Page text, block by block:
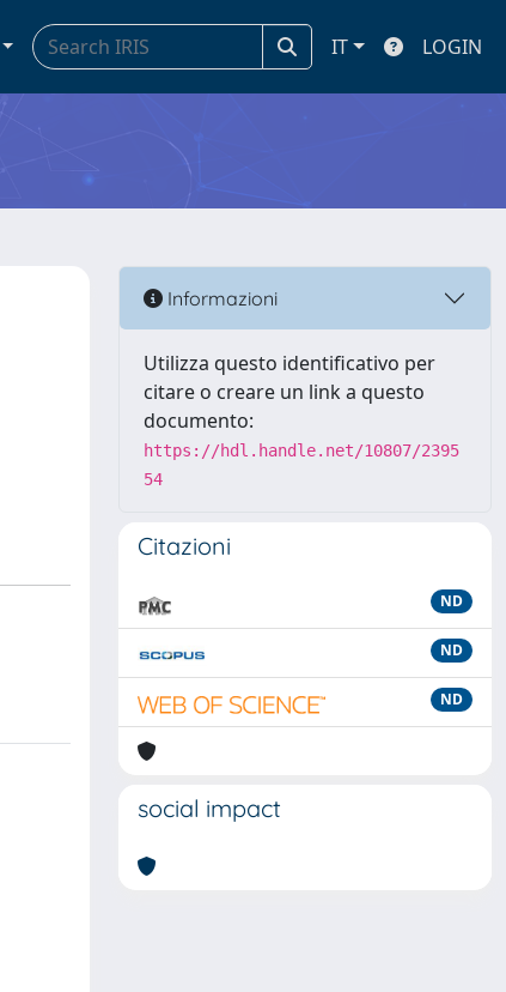
IT LOGIN
Informazioni
Utilizza questo identificativo per
citare o creare un link a questo
documento:
https://hdl.handle.net/10807/2395
54
Citazioni
ND
ND
ND
social impact